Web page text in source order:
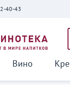
40-43
Вино